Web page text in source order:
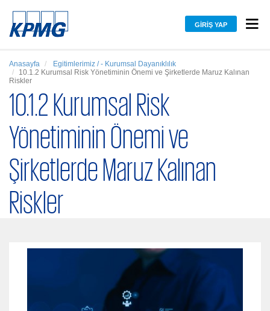
GIRIŞ YAP
Anasayfa
Egitimlerimiz / - Kurumsal Dayanıklılık
10.1.2 Kurumsal Risk Yönetiminin Önemi ve Şirketlerde Maruz Kalınan
Riskler
10.1.2 Kurumsal Risk
Yönetiminin Önemi ve
Şirketlerde Maruz Kalınan
Riskler